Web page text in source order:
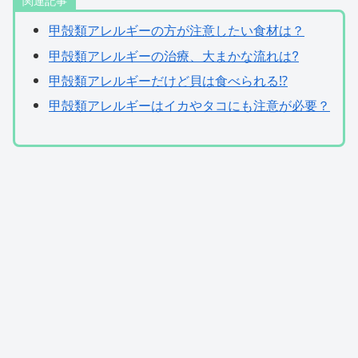
甲殻類アレルギーの方が注意したい食材は？
甲殻類アレルギーの治療、大まかな流れは?
甲殻類アレルギーだけど貝は食べられる⁉
甲殻類アレルギーはイカやタコにも注意が必要？